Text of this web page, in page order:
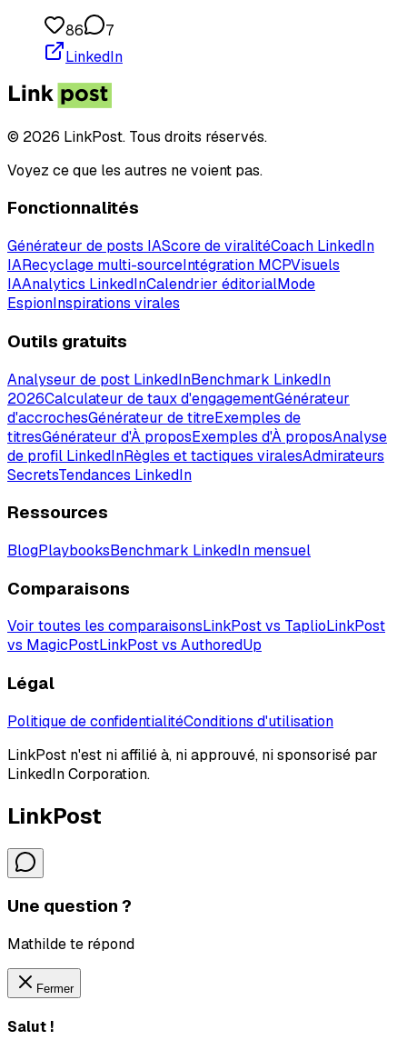
86
7
LinkedIn
© 2026 LinkPost. Tous droits réservés.
Voyez ce que les autres ne voient pas.
Fonctionnalités
Générateur de posts IAScore de viralitéCoach LinkedIn
IARecyclage multi-sourceIntégration MCPVisuels
IAAnalytics LinkedInCalendrier éditorialMode
EspionInspirations virales
Outils gratuits
Analyseur de post LinkedInBenchmark LinkedIn
2026Calculateur de taux d'engagementGénérateur
d'accrochesGénérateur de titreExemples de
titresGénérateur d'À proposExemples d'À proposAnalyse
de profil LinkedInRègles et tactiques viralesAdmirateurs
SecretsTendances LinkedIn
Ressources
BlogPlaybooksBenchmark LinkedIn mensuel
Comparaisons
Voir toutes les comparaisonsLinkPost vs TaplioLinkPost
vs MagicPostLinkPost vs AuthoredUp
Légal
Politique de confidentialitéConditions d'utilisation
LinkPost n'est ni affilié à, ni approuvé, ni sponsorisé par
LinkedIn Corporation.
LinkPost
Une question ?
Mathilde te répond
Fermer
Salut !